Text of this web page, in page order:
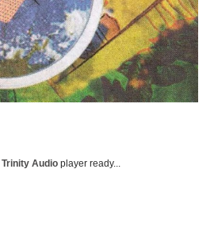
Trinity Audio player ready...